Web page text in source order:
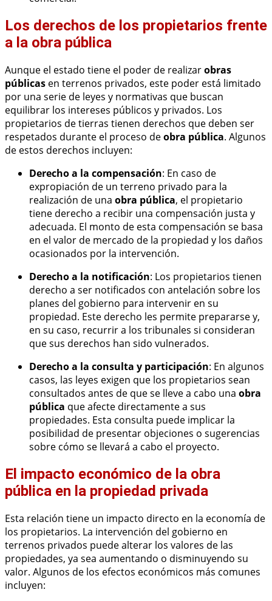
Los derechos de los propietarios frente
a la obra pública
Aunque el estado tiene el poder de realizarobras
públicas en terrenos privados, este poder está limitado
por una serie de leyes y normativas que buscan
equilibrar los intereses públicos y privados. Los
propietarios de tierras tienen derechos que deben ser
respetados durante el proceso deobra pública. Algunos
de estos derechos incluyen:
Derecho a la compensación: En caso de
expropiación de un terreno privado para la
realización de una obra pública, el propietario
tiene derecho a recibir una compensación justa y
adecuada. El monto de esta compensación se basa
en el valor de mercado de la propiedad y los daños
ocasionados por la intervención.
Derecho a la notificación: Los propietarios tienen
derecho a ser notificados con antelación sobre los
planes del gobierno para intervenir en su
propiedad. Este derecho les permite prepararse y,
en su caso, recurrir a los tribunales si consideran
que sus derechos han sido vulnerados.
Derecho a la consulta y participación: En algunos
casos, las leyes exigen que los propietarios sean
consultados antes de que se lleve a cabo una obra
pública que afecte directamente a sus
propiedades. Esta consulta puede implicar la
posibilidad de presentar objeciones o sugerencias
sobre cómo se llevará a cabo el proyecto.
El impacto económico de la obra
pública en la propiedad privada
Esta relación tiene un impacto directo en la economía de
los propietarios. La intervención del gobierno en
terrenos privados puede alterar los valores de las
propiedades, ya sea aumentando o disminuyendo su
valor. Algunos de los efectos económicos más comunes
incluyen: